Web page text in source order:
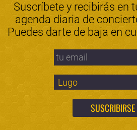
Suscríbete y recibirás en
agenda diaria de
Puedes darte de baja en